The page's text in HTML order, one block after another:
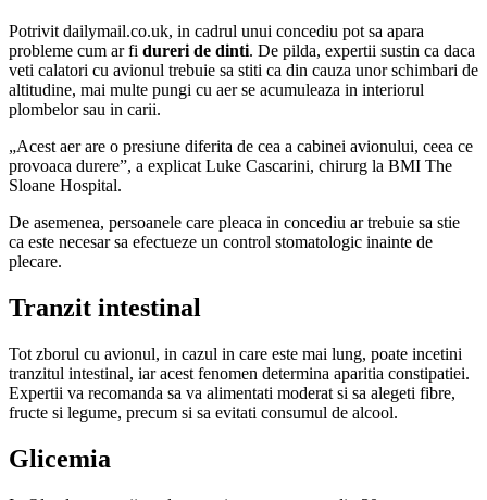
Potrivit dailymail.co.uk, in cadrul unui concediu pot sa apara
probleme cum ar fi dureri de dinti. De pilda, expertii sustin ca daca
veti calatori cu avionul trebuie sa stiti ca din cauza unor schimbari de
altitudine, mai multe pungi cu aer se acumuleaza in interiorul
plombelor sau in carii.
„Acest aer are o presiune diferita de cea a cabinei avionului, ceea ce
provoaca durere”, a explicat Luke Cascarini, chirurg la BMI The
Sloane Hospital.
De asemenea, persoanele care pleaca in concediu ar trebuie sa stie
ca este necesar sa efectueze un control stomatologic inainte de
plecare.
Tranzit intestinal
Tot zborul cu avionul, in cazul in care este mai lung, poate incetini
tranzitul intestinal, iar acest fenomen determina aparitia constipatiei.
Expertii va recomanda sa va alimentati moderat si sa alegeti fibre,
fructe si legume, precum si sa evitati consumul de alcool.
Glicemia